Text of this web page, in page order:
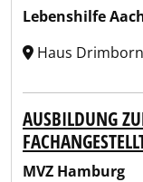
Lebenshilfe
Haus Drimborn
AUSBILDUNG
MVZ Hamburg